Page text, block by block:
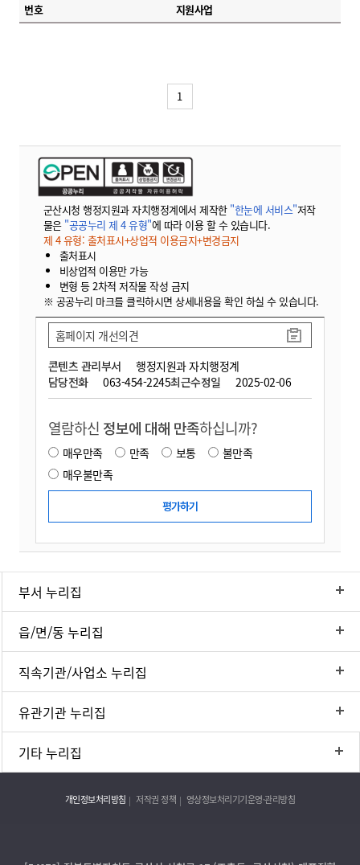
번호 지원사업
1
군산시청 행정지원과 자치행정계에서 제작한 "한눈에 서비스"저작
물은 "공공누리 제 4 유형"에 따라 이용 할 수 있습니다.
제 4 유형: 출처표시+상업적 이용금지+변경금지
출처표시
비상업적 이용만 가능
변형 등 2차적 저작물 작성 금지
※ 공공누리 마크를 클릭하시면 상세내용을 확인 하실 수 있습니다.
콘텐츠 관리부서
행정지원과 자치행정계
담당전화
063-454-2245최근수정일 2025-02-06
홈페이지 개선의견
열람하신 정보에 대해 만족하십니까?
매우만족 만족 보통
불만족
매우불만족
부서 누리집
읍/면/동 누리집
직속기관/사업소 누리집
유관기관 누리집
기타 누리집
개인정보처리방침 저작권 정책 영상정보처리기기운영·관리방침